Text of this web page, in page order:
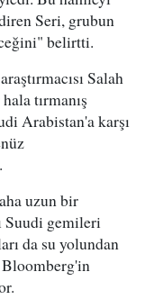
Seri, grubun
belirtti.
Salah
tırmanış
Arabistan'a karşı
uzun bir
Suudi gemileri
da su yolundan